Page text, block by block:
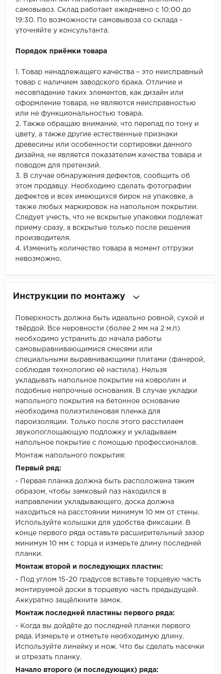
самовывоз. Склад работает ежедневно с 10:00 до
19:30. По возможности самовывоза со склада -
уточняйте у консультанта.
Порядок приёмки товара
1. Товар ненадлежащего качества – это неисправный
товар с наличием заводского брака. Отличие и
несовпадение таких элементов, как дизайн или
оформление товара, не являются неисправностью
или не функциональностью товара.
2. Также обращаю внимание, что перепад по тону и
цвету, а также другие естественные признаки
древесины или особенности сортировки данного
дизайна, не является показателем качества товара и
поводом для претензий.
3. В случае обнаружения дефектов, сообщить об
этом продавцу. Необходимо сделать фотографии
дефектов и всех имеющихся бирок на упаковке, а
также любых маркировок на напольном покрытии.
Следует учесть, что не вскрытые упаковки подлежат
приему сразу, а вскрытые только после решения
производителя.
4. Изменить количество товара в момент отгрузки
невозможно.
Инструкции по монтажу
Поверхность должна быть идеально ровной, сухой и
твёрдой. Все неровности (более 2 мм на 2 м.п)
необходимо устранить до начала работы
самовыравнивающимися смесями или
специальными выравнивающими плитами (фанерой,
соблюдая технологию её настила). Нельзя
укладывать напольное покрытие на ковролин и
подобные непрочные основания. В случае укладки
напольного покрытия на бетонное основание
необходима полиэтиленовая пленка для
пароизоляции. Только после этого расстилаем
звукопоглощающую подложку и укладываем
напольное покрытие с помощью профессионалов.
Монтаж напольного покрытия:
Первый ряд:
- Первая планка должна быть расположена таким
образом, чтобы замковый паз находился в
направлении укладывающего, доска должна
находиться на расстоянии минимум 10 мм от стены.
Используйте колышки для удобства фиксации. В
конце первого ряда оставьте расширительный зазор
минимум 10 мм с торца и измерьте длину последней
планки.
Монтаж второй и последующих пластин:
- Под углом 15-20 градусов вставьте торцевую часть
монтируемой доски в торцевую часть предыдущей.
Аккуратно защёлкните замок.
Монтаж последней пластины первого ряда:
- Когда вы дойдёте до последней планки первого
ряда. Измерьте и отметьте необходимую длину.
Используйте линейку и нож. Что бы сделать насечки
и отрезать планку.
Начало второго (и последующих) ряда: